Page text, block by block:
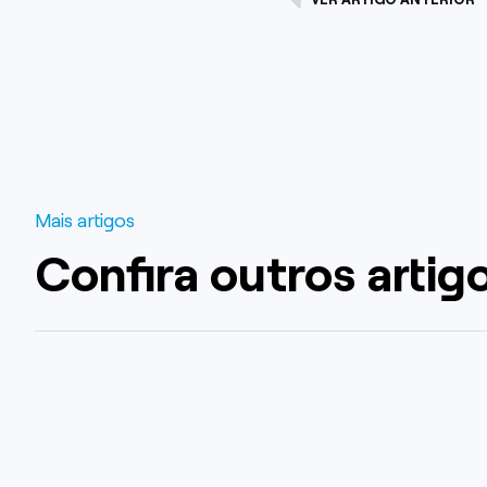
Mais artigos
Confira outros